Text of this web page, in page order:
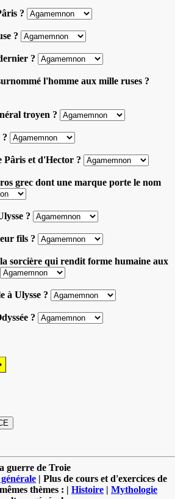
?
?
?
l'homme aux mille ruses ?
troyen ?
?
Pâris et d'Hector ?
grec dont une marque porte le nom
?
fils ?
sorcière qui rendit forme humaine aux
à Ulysse ?
?
guerre de Troie
| Plus de cours et d'exercices de
thèmes : | Histoire | Mythologie